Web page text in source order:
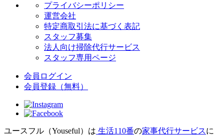
プライバシーポリシー
運営会社
特定商取引法に基づく表記
スタッフ募集
法人向け掃除代行サービス
スタッフ専用ページ
会員ログイン
会員登録 （無料）
ユースフル（Youseful）は 生活110番の家事代行サービスに